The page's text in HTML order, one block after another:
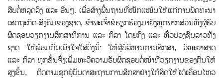
ສືບຕໍ່ຫລຸດລົງ ແລະ ອື່ນໆ. ເພື່ອສ້າງພື້ນຖານທີ່ໜັກແໜ້ນໃຫ້ແກ່ການພັດທະນາ
ເສດຖະກິດ-ສັງຄົມຂອງຊາດ, ຂ້າພະເຈົ້າຂໍຮຽກຮ້ອງມາຍັງທຸກພາກສ່ວນທັງຜູ້ຮັບ
ຜິດຊອບວຽກງານສຶກສາທິການ ແລະ ກິລາ ໂດຍກົງ ແລະ ທົ່ວປວງຊົນລາວທັງ
ຊາດ ໃຫ້ພ້ອມກັນເອົາໃຈໃສ່ດັ່ງນີ້: ໃຫ້ຜູ້ບໍລິຫານການສຶກສາ, ວິທະຍາສາດ
ແລະ ກິລາ ທຸກຂັ້ນຈ່ົງເພີ່ມທະວີຄວາມຮັບຜິດຊອບຕໍ່ໜ້າທີ່ວຽກງານຂອງຕົນໃຫ້
ສູງຂຶ້ນ, ຕິດຕາມຊຸກຍູ້ບັນດາສະຖານການສຶກສາຢ່າງໃກ້ສິດໃຫ້ໄດ້ເຄື່ອນໄຫວ